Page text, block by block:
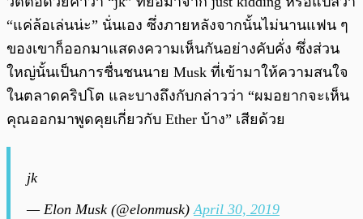
“แค่ล้อเล่นน่ะ” นั่นเอง ซึ่งภายหลังจากนั้นไม่นานแฟน ๆ
ของเขาก็ออกมาแสดงความเห็นกันอย่างคับคั่ง ซึ่งส่วน
ใหญ่นั้นเป็นการชื่นชนนาย Musk ที่เข้ามาให้ความสนใจ
ในตลาดคริปโต และบางถึงกับกล่าวว่า “ผมอยากจะเห็น
คุณออกมาพูดคุยเกี่ยวกับ Ether บ้าง” เสียด้วย
jk
— Elon Musk (@elonmusk)April 30, 2019